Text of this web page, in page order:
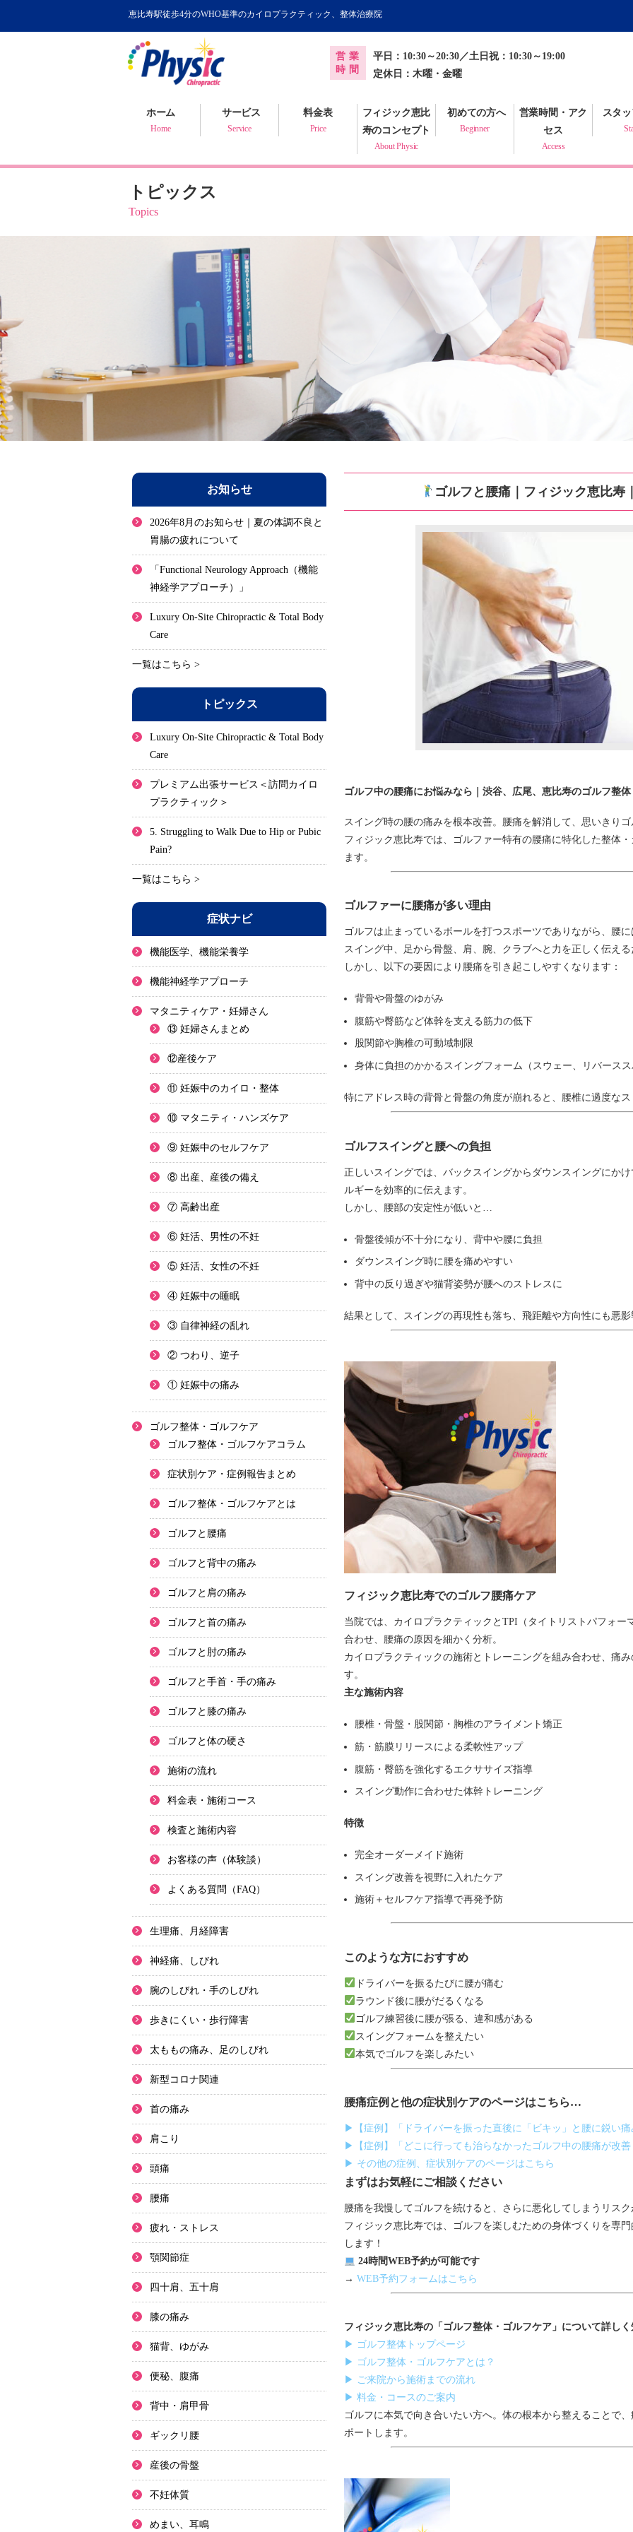
恵比寿駅徒歩4分のWHO基準のカイロプラクティック、整体治療院
営業
時間
平日：10:30～20:30／土日祝：10:30～19:00
定休日：木曜・金曜
ホーム
Home
サービス
Service
カイロプラクティック
WHOが認めるカイロプラクティック
健康判断・体質チェック
料金表
Price
フィジック恵比
寿のコンセプト
About Physic
初めての方へ
Beginner
オンライン健康調査票
営業時間・アク
セス
Access
スタ
トピックス
Topics
ゴルフと腰痛｜フィジック恵比寿
ゴルフ中の腰痛にお悩みなら｜渋谷、広尾、恵比寿のゴルフ整体
スイング時の腰の痛みを根本改善。腰痛を解消して、思いきり
フィジック恵比寿では、ゴルファー特有の腰痛に特化した整体
ます。
ゴルファーに腰痛が多い理由
ゴルフは止まっているボールを打つスポーツでありながら、腰
スイング中、足から骨盤、肩、腕、クラブへと力を正しく伝え
しかし、以下の要因により腰痛を引き起こしやすくなります：
背骨や骨盤のゆがみ
腹筋や臀筋など体幹を支える筋力の低下
股関節や胸椎の可動域制限
身体に負担のかかるスイングフォーム（スウェー、リバースス
特にアドレス時の背骨と骨盤の角度が崩れると、腰椎に過度な
ゴルフスイングと腰への負担
正しいスイングでは、バックスイングからダウンスイングにか
ルギーを効率的に伝えます。
しかし、腰部の安定性が低いと…
骨盤後傾が不十分になり、背中や腰に負担
ダウンスイング時に腰を痛めやすい
背中の反り過ぎや猫背姿勢が腰へのストレスに
結果として、スイングの再現性も落ち、飛距離や方向性にも悪影
フィジック恵比寿でのゴルフ腰痛ケア
当院では、カイロプラクティックとTPI（タイトリストパフォー
合わせ、腰痛の原因を細かく分析。
カイロプラクティックの施術とトレーニングを組み合わせ、痛
す。
主な施術内容
腰椎・骨盤・股関節・胸椎のアライメント矯正
筋・筋膜リリースによる柔軟性アップ
腹筋・臀筋を強化するエクササイズ指導
スイング動作に合わせた体幹トレーニング
特徴
完全オーダーメイド施術
スイング改善を視野に入れたケア
施術＋セルフケア指導で再発予防
このような方におすすめ
ドライバーを振るたびに腰が痛む
ラウンド後に腰がだるくなる
ゴルフ練習後に腰が張る、違和感がある
スイングフォームを整えたい
本気でゴルフを楽しみたい
腰痛症例と他の症状別ケアのページはこちら…
▶【症例】「ドライバーを振った直後に「ビキッ」と腰に鋭い痛
▶【症例】「どこに行っても治らなかったゴルフ中の腰痛が改善
▶ その他の症例、症状別ケアのページはこちら
まずはお気軽にご相談ください
腰痛を我慢してゴルフを続けると、さらに悪化してしまうリスク
フィジック恵比寿では、ゴルフを楽しむための身体づくりを専
します！
24時間WEB予約が可能です
→ WEB予約フォームはこちら
フィジック恵比寿の「ゴルフ整体・ゴルフケア」について詳し
▶ ゴルフ整体トップページ
▶ ゴルフ整体・ゴルフケアとは？
▶ ご来院から施術までの流れ
▶ 料金・コースのご案内
ゴルフに本気で向き合いたい方へ。体の根本から整えることで
ポートします。
お知らせ
2026年8月のお知らせ｜夏の体調不良と
胃腸の疲れについて
「Functional Neurology Approach（機能
神経学アプローチ）」
Luxury On-Site Chiropractic & Total Body
Care
一覧はこちら >
トピックス
Luxury On-Site Chiropractic & Total Body
Care
プレミアム出張サービス＜訪問カイロ
プラクティック＞
5. Struggling to Walk Due to Hip or Pubic
Pain?
一覧はこちら >
症状ナビ
機能医学、機能栄養学
機能神経学アプローチ
マタニティケア・妊婦さん
⑬ 妊婦さんまとめ
⑫産後ケア
⑪ 妊娠中のカイロ・整体
⑩ マタニティ・ハンズケア
⑨ 妊娠中のセルフケア
⑧ 出産、産後の備え
⑦ 高齢出産
⑥ 妊活、男性の不妊
⑤ 妊活、女性の不妊
④ 妊娠中の睡眠
③ 自律神経の乱れ
② つわり、逆子
① 妊娠中の痛み
ゴルフ整体・ゴルフケア
ゴルフ整体・ゴルフケアコラム
症状別ケア・症例報告まとめ
ゴルフ整体・ゴルフケアとは
ゴルフと腰痛
ゴルフと背中の痛み
ゴルフと肩の痛み
ゴルフと首の痛み
ゴルフと肘の痛み
ゴルフと手首・手の痛み
ゴルフと膝の痛み
ゴルフと体の硬さ
施術の流れ
料金表・施術コース
検査と施術内容
お客様の声（体験談）
よくある質問（FAQ）
生理痛、月経障害
神経痛、しびれ
腕のしびれ・手のしびれ
歩きにくい・歩行障害
太ももの痛み、足のしびれ
新型コロナ関連
首の痛み
肩こり
頭痛
腰痛
疲れ・ストレス
顎関節症
四十肩、五十肩
膝の痛み
猫背、ゆがみ
便秘、腹痛
背中・肩甲骨
ギックリ腰
産後の骨盤
不妊体質
めまい、耳鳴